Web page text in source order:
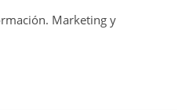
Marketing y